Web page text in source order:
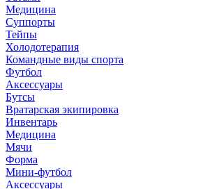
Медицина
Суппорты
Тейпы
Холодотерапия
Командные виды спорта
Футбол
Аксессуары
Бутсы
Вратарская экипировка
Инвентарь
Медицина
Мячи
Форма
Мини-футбол
Аксессуары